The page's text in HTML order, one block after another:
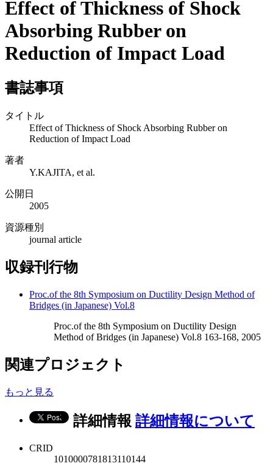
Effect of Thickness of Shock
Absorbing Rubber on
Reduction of Impact Load
書誌事項
タイトル
Effect of Thickness of Shock Absorbing Rubber on
Reduction of Impact Load
著者
Y.KAJITA, et al.
公開日
2005
資源種別
journal article
収録刊行物
Proc.of the 8th Symposium on Ductility Design Method of
Bridges (in Japanese) Vol.8
Proc.of the 8th Symposium on Ductility Design
Method of Bridges (in Japanese) Vol.8 163-168, 2005
関連プロジェクト
もっと見る
詳細情報 詳細情報について
CRID
1010000781813110144